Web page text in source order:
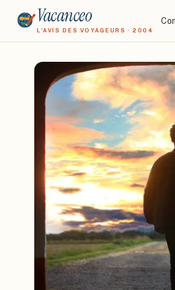
Vacanceo
L'AVIS DES VOYAGEURS · 2004